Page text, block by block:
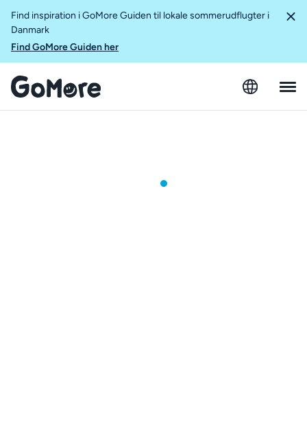
Find inspiration i GoMore Guiden til lokale sommerudflugter i
Danmark
Find GoMore Guiden her